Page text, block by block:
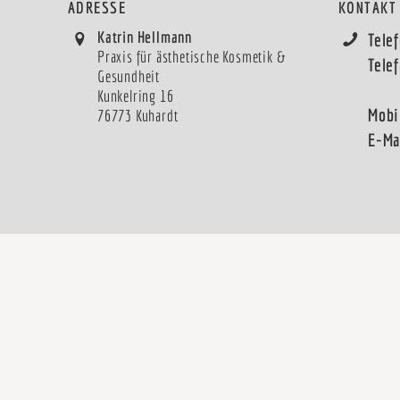
ADRESSE
Katrin Hellmann
Praxis für ästhetische Kosmetik &
Gesundheit
Kunkelring 16
76773 Kuhardt
KONTAKT
E-